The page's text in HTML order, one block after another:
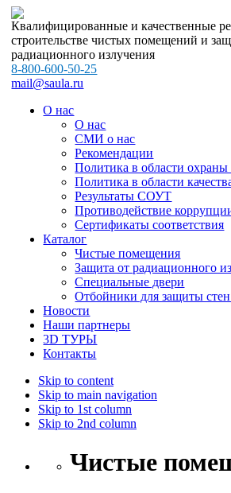
Квалифицированные и качественные
строительстве чистых помещений и
радиационного излучения
8-800-600-50-25
mail@saula.ru
О нас
О нас
СМИ о нас
Рекомендации
Политика в области охраны
Политика в области
Результаты СОУТ
Противодействие
Сертификаты соответствия
Каталог
Чистые помещения
Защита от радиационного
Специальные двери
Отбойники для защиты стен
Новости
Наши партнеры
3D ТУРЫ
Контакты
Skip to content
Skip to main navigation
Skip to 1st column
Skip to 2nd column
Чистые